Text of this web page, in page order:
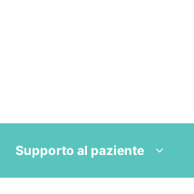
Supporto al paziente